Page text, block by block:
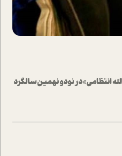
انتظامی» در نودو نهمین سالگرد